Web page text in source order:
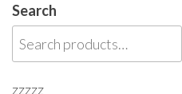
Search
zzzzz